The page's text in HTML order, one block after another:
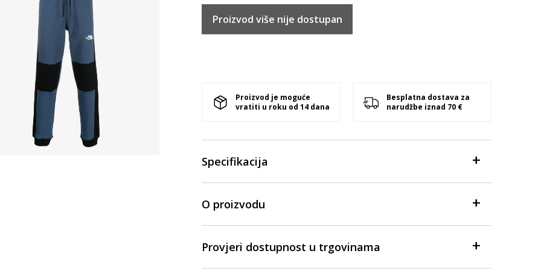
Proizvod više nije dostupan
Proizvod je moguće
vratiti u roku od 14 dana
Besplatna dostava za
narudžbe iznad 70 €
Specifikacija
O proizvodu
Provjeri dostupnost u trgovinama